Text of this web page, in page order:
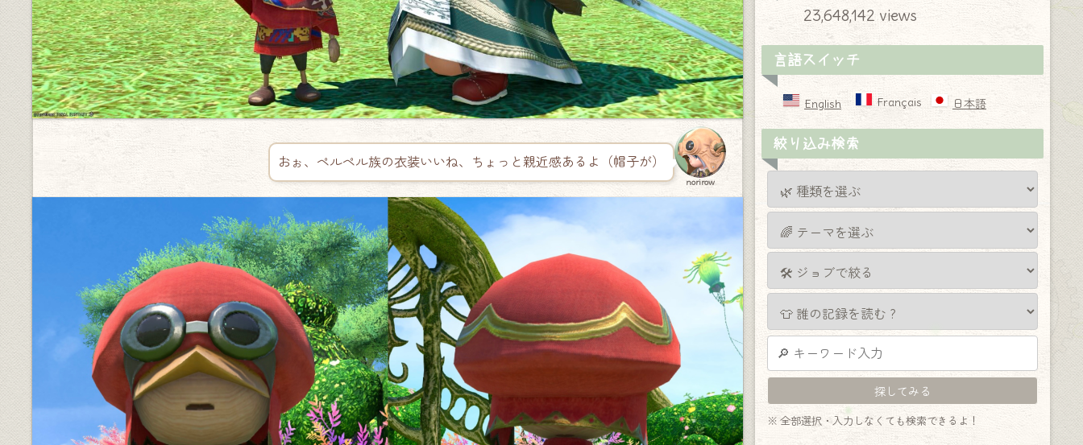
おぉ、ペルペル族の衣装いいね、ちょっと親近感あるよ（帽子が）
norirow
23,648,142 views
言語スイッチ
English Français 日本語
絞り込み検索
※ 全部選択・入力しなくても検索できるよ！